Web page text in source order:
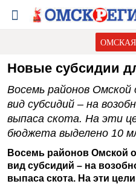
Новые субсидии
Восемь районов
вид субсидий – на
выпаса скота. На эти
бюджета выделено 10
Восемь районов Омской
вид субсидий – на
выпаса скота. На эти